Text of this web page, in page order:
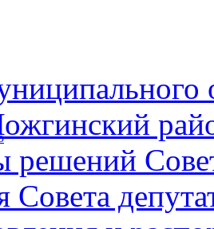
решений
Совета